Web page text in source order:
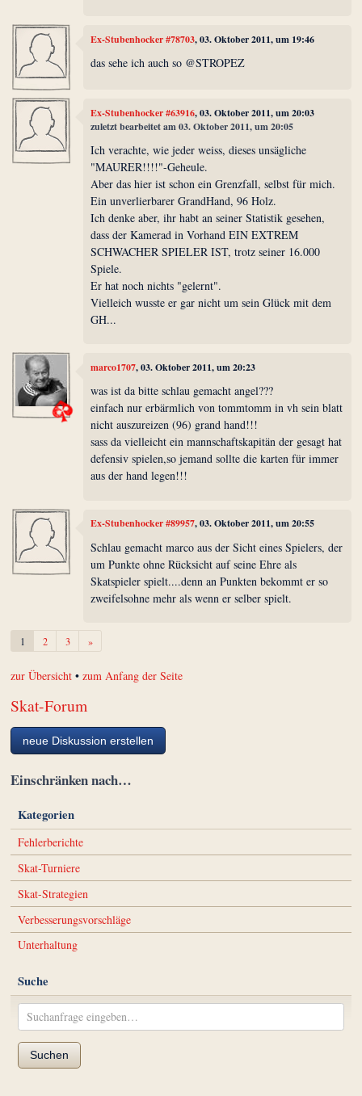
Ex-Stubenhocker #78703, 03. Oktober 2011, um 19:46
das sehe ich auch so @STROPEZ
Ex-Stubenhocker #63916, 03. Oktober 2011, um 20:03
zuletzt bearbeitet am 03. Oktober 2011, um 20:05
Ich verachte, wie jeder weiss, dieses unsägliche
"MAURER!!!!"-Geheule.
Aber das hier ist schon ein Grenzfall, selbst für mich.
Ein unverlierbarer GrandHand, 96 Holz.
Ich denke aber, ihr habt an seiner Statistik gesehen,
dass der Kamerad in Vorhand EIN EXTREM
SCHWACHER SPIELER IST, trotz seiner 16.000
Spiele.
Er hat noch nichts "gelernt".
Vielleich wusste er gar nicht um sein Glück mit dem
GH...
marco1707, 03. Oktober 2011, um 20:23
was ist da bitte schlau gemacht angel???
einfach nur erbärmlich von tommtomm in vh sein blatt
nicht auszureizen (96) grand hand!!!
sass da vielleicht ein mannschaftskapitän der gesagt hat
defensiv spielen,so jemand sollte die karten für immer
aus der hand legen!!!
Ex-Stubenhocker #89957, 03. Oktober 2011, um 20:55
Schlau gemacht marco aus der Sicht eines Spielers, der
um Punkte ohne Rücksicht auf seine Ehre als
Skatspieler spielt....denn an Punkten bekommt er so
zweifelsohne mehr als wenn er selber spielt.
1 2 3 »Weiter
zur Übersicht •zum Anfang der Seite
Skat-Forum
neue Diskussion erstellen
Einschränken nach…
Kategorien
Fehlerberichte
Skat-Turniere
Skat-Strategien
Verbesserungsvorschläge
Unterhaltung
Suche
Suchen